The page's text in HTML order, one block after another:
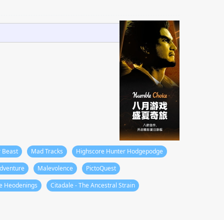
Beast Mad Tracks
Highscore Hunter Hodgepodge
Malevolence
PictoQuest
Heodenings
Citadale - The Ancestral Strain